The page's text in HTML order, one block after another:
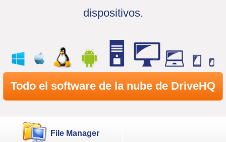
dispositivos.
Todo el software de la nube de DriveHQ
File Manager